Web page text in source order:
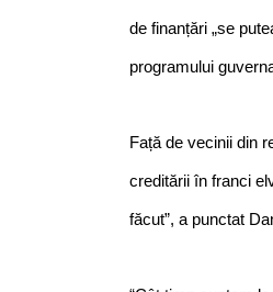
de finanțări „se
programului
Față de vecinii din
creditării în franci
făcut”, a punctat